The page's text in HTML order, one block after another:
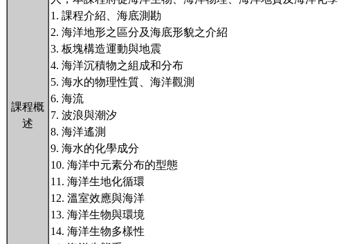
課程概
述
1. 課程介紹、海底測勘
2. 海洋地形之區分及海底形貌之介紹
3. 板塊構造運動與地震
4. 海洋沉積物之組成和分布
5. 海水的物理性質、海洋觀測
6. 海流
7. 波浪與潮汐
8. 海洋遙測
9. 海水的化學成分
10. 海洋中元素分布的型態
11. 海洋生地化循環
12. 溫室效應與海洋
13. 海洋生物與環境
14. 海洋生物多樣性